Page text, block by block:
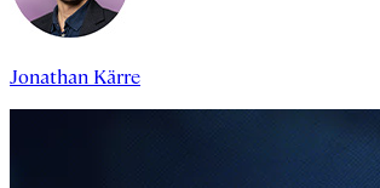
Jonathan Kärre